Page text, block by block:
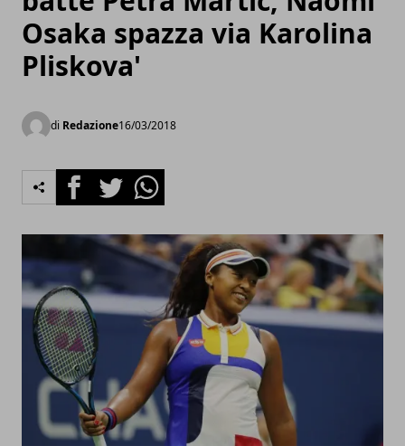
Osaka spazza via Karolina
Pliskova'
di Redazione16/03/2018
FacebookTwitterWhatsapp